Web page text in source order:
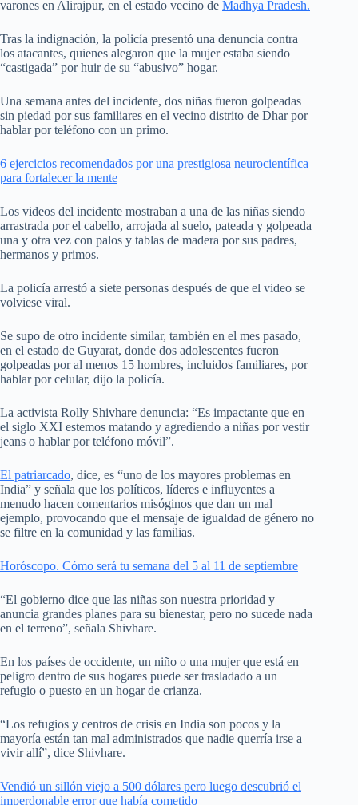
varones en Alirajpur, en el estado vecino de Madhya Pradesh.
Tras la indignación, la policía presentó una denuncia contra
los atacantes, quienes alegaron que la mujer estaba siendo
“castigada” por huir de su “abusivo” hogar.
Una semana antes del incidente, dos niñas fueron golpeadas
sin piedad por sus familiares en el vecino distrito de Dhar por
hablar por teléfono con un primo.
6 ejercicios recomendados por una prestigiosa neurocientífica
para fortalecer la mente
Los videos del incidente mostraban a una de las niñas siendo
arrastrada por el cabello, arrojada al suelo, pateada y golpeada
una y otra vez con palos y tablas de madera por sus padres,
hermanos y primos.
La policía arrestó a siete personas después de que el video se
volviese viral.
Se supo de otro incidente similar, también en el mes pasado,
en el estado de Guyarat, donde dos adolescentes fueron
golpeadas por al menos 15 hombres, incluidos familiares, por
hablar por celular, dijo la policía.
La activista Rolly Shivhare denuncia: “Es impactante que en
el siglo XXI estemos matando y agrediendo a niñas por vestir
jeans o hablar por teléfono móvil”.
El patriarcado, dice, es “uno de los mayores problemas en
India” y señala que los políticos, líderes e influyentes a
menudo hacen comentarios misóginos que dan un mal
ejemplo, provocando que el mensaje de igualdad de género no
se filtre en la comunidad y las familias.
Horóscopo. Cómo será tu semana del 5 al 11 de septiembre
“El gobierno dice que las niñas son nuestra prioridad y
anuncia grandes planes para su bienestar, pero no sucede nada
en el terreno”, señala Shivhare.
En los países de occidente, un niño o una mujer que está en
peligro dentro de sus hogares puede ser trasladado a un
refugio o puesto en un hogar de crianza.
“Los refugios y centros de crisis en India son pocos y la
mayoría están tan mal administrados que nadie querría irse a
vivir allí”, dice Shivhare.
Vendió un sillón viejo a 500 dólares pero luego descubrió el
imperdonable error que había cometido